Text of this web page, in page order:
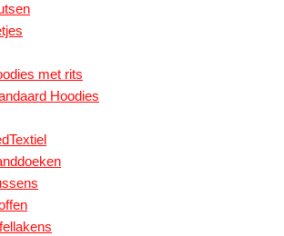
met rits
Hoodies